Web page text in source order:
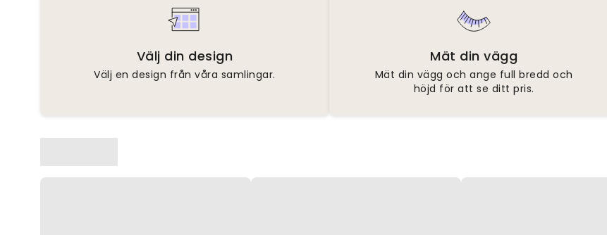
Välj din design
Välj en design från våra samlingar.
Mät din vägg
Mät din vägg och ange full bredd och
höjd för att se ditt pris.